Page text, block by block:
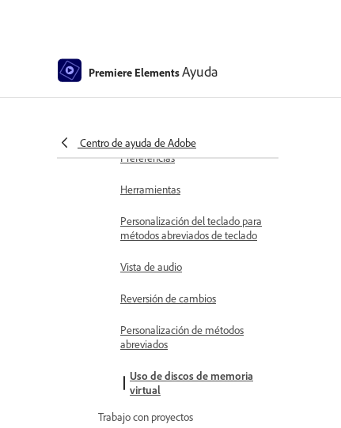
Premiere ElementsAyuda
Centro de ayuda de Adobe
Conceptos básicos del espacio de
trabajo
Preferencias
Herramientas
Personalización del teclado para
métodos abreviados de teclado
Vista de audio
Reversión de cambios
Personalización de métodos
abreviados
Uso de discos de memoria
virtual
Trabajo con proyectos